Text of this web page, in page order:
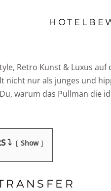
Retro Kunst & Luxus
nicht nur als junges und
warum das Pullman die
⤵️ Show